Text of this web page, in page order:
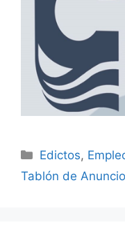
Edictos,
Tablón de